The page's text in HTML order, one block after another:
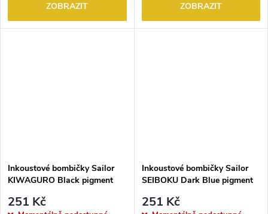
ZOBRAZIT ZOBRAZIT
Inkoustové bombičky Sailor
KIWAGURO Black pigment
251 Kč
Inkoustové bombičky Sailor
SEIBOKU Dark Blue pigment
251 Kč